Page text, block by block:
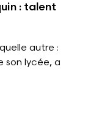
: talent
autre :
son lycée, a